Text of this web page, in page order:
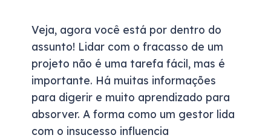
Veja, agora você está por dentro do
assunto! Lidar com o fracasso de um
projeto não é uma tarefa fácil, mas é
importante. Há muitas informações
para digerir e muito aprendizado para
absorver. A forma como um gestor lida
com o insucesso influencia